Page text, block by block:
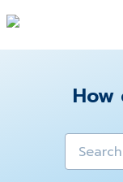
How